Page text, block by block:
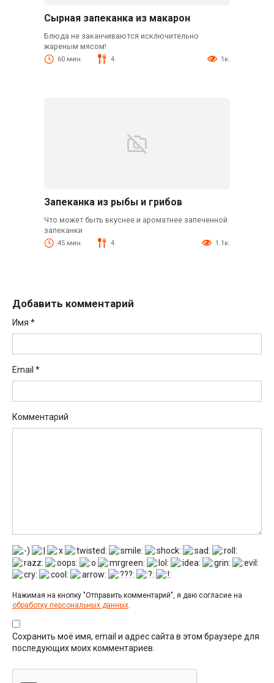
Сырная запеканка из макарон
Блюда не заканчиваются исключительно
жареным мясом!
60 мин. 4 1к.
Запеканка из рыбы и грибов
Что может быть вкуснее и ароматнее запеченной
запеканки
45 мин. 4 1.1к.
Добавить комментарий
Имя *
Email *
Комментарий
Нажимая на кнопку "Отправить комментарий", я даю согласие на
обработку персональных данных.
Сохранить моё имя, email и адрес сайта в этом браузере для
последующих моих комментариев.